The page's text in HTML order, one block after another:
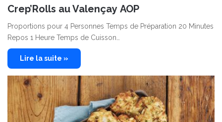
Crep’Rolls au Valençay AOP
Proportions pour 4 Personnes Temps de Préparation 20 Minutes
Repos 1 Heure Temps de Cuisson…
Lire la suite »